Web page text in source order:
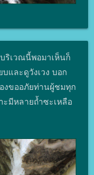
ริเวณนี้พอมาเห็นก็
และดูวังเวง บอก
งขออภัยท่านผู้ชมทุก
ะมีหลายถ้ำซะเหลือ